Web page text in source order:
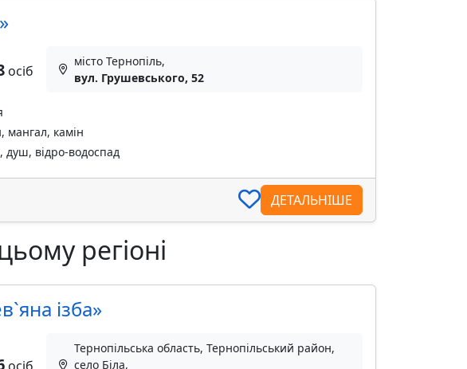
осіб
місто Тернопіль,
вул. Грушевського, 52
мангал, камін
душ, відро-водоспад
ДЕТАЛЬНІШЕ
регіоні
ізба»
Тернопільська область, Тернопільський район,
село Біла,